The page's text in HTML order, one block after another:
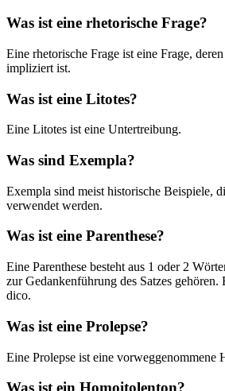
Was ist eine rhetorische Frage?
Eine rhetorische Frage ist eine Frage,
impliziert ist.
Was ist eine Litotes?
Eine Litotes ist eine Untertreibung.
Was sind Exempla?
Exempla sind meist historische Beispiele,
verwendet werden.
Was ist eine Parenthese?
Eine Parenthese besteht aus 1 oder 2
zur Gedankenführung des Satzes gehören.
dico.
Was ist eine Prolepse?
Eine Prolepse ist eine vorweggenommene